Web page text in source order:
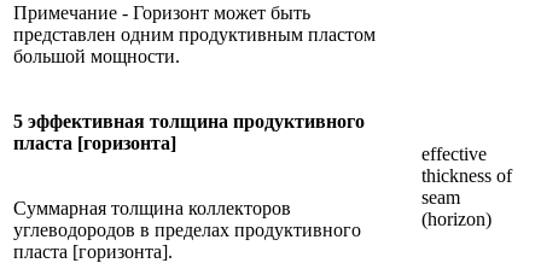
Примечание - Горизонт может быть
представлен одним продуктивным пластом
большой мощности.
5 эффективная толщина продуктивного
пласта [горизонта]
effective
thickness of
seam
(horizon)
Суммарная толщина коллекторов
углеводородов в пределах продуктивного
пласта [горизонта].